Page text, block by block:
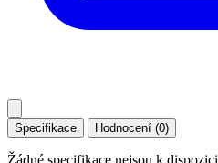
Specifikace Hodnocení (0)
Žádné specifikace nejsou k dispozici.